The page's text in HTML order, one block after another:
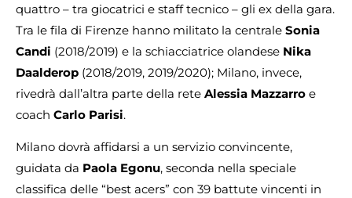
quattro – tra giocatrici e staff tecnico – gli ex della gara.
Tra le fila di Firenze hanno militato la centrale Sonia
Candi (2018/2019) e la schiacciatrice olandese Nika
Daalderop (2018/2019, 2019/2020); Milano, invece,
rivedrà dall’altra parte della rete Alessia Mazzarro e
coach Carlo Parisi.
Milano dovrà affidarsi a un servizio convincente,
guidata da Paola Egonu, seconda nella speciale
classifica delle “best acers” con 39 battute vincenti in